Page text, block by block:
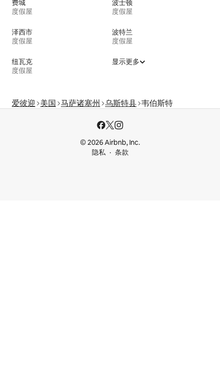
费城
度假屋
波士顿
度假屋
泽西市
度假屋
波特兰
度假屋
纽瓦克
度假屋
显示更多
爱彼迎 美国 马萨诸塞州 乌斯特县 韦伯斯特
© 2026 Airbnb, Inc.
隐私
条款